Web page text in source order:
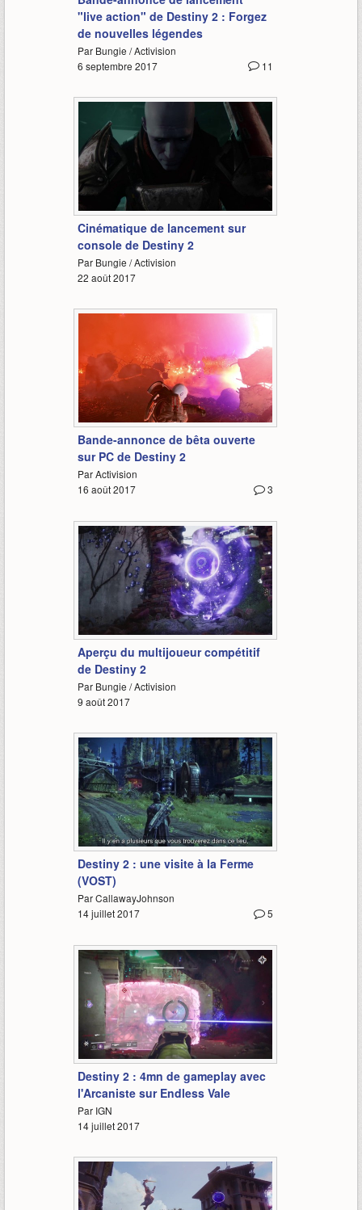
"live action" de Destiny 2 : Forgez
de nouvelles légendes
Par Bungie / Activision
11
6 septembre 2017
Cinématique de lancement sur
console de Destiny 2
Par Bungie / Activision
22 août 2017
1:06
Bande-annonce de bêta ouverte
sur PC de Destiny 2
Par Activision
3
16 août 2017
2:00
Aperçu du multijoueur compétitif
de Destiny 2
Par Bungie / Activision
9 août 2017
4:36
Destiny 2 : une visite à la Ferme
(VOST)
Par CallawayJohnson
5
14 juillet 2017
4:44
Destiny 2 : 4mn de gameplay avec
l'Arcaniste sur Endless Vale
Par IGN
14 juillet 2017